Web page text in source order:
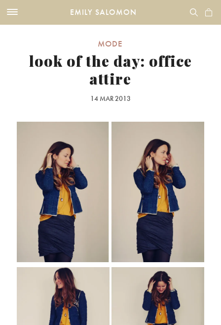
EMILY SALOMON
MODE
look of the day: office
attire
14 MAR 2013